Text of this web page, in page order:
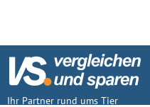
Ihr Partner rund ums Tier